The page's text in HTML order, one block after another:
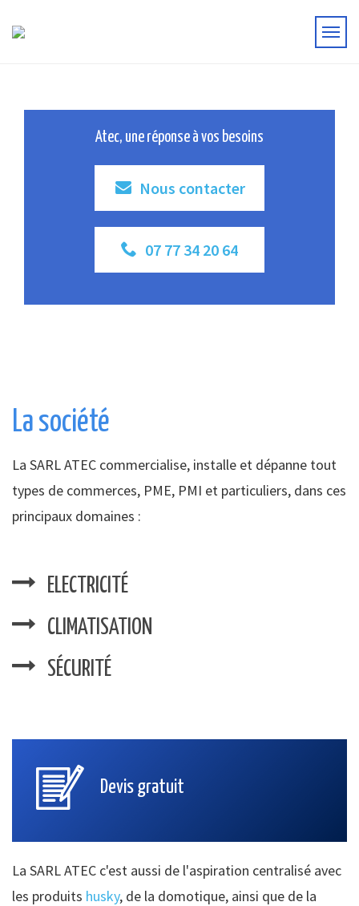
Atec, une réponse à vos besoins
Nous contacter
07 77 34 20 64
La société
La SARL ATEC commercialise, installe et dépanne tout
types de commerces, PME, PMI et particuliers, dans ces
principaux domaines :
ELECTRICITÉ
CLIMATISATION
SÉCURITÉ
Devis gratuit
La SARL ATEC c'est aussi de l'aspiration centralisé avec
les produits husky, de la domotique, ainsi que de la